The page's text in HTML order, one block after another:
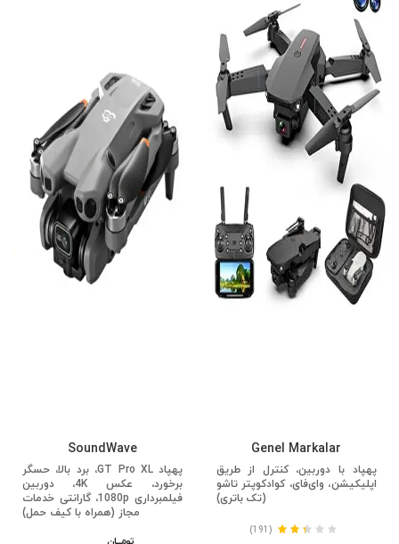
Genel Markalar
پهپاد با دوربین، کنترل از طریق
اپلیکیشن، وای‌فای، کوادکوپتر تاشو
(تک باتری)
(191)
SoundWave
پهپاد GT Pro XL، برد بالا، حسگر
برخورد، عکس 4K، دوربین
فیلمبرداری 1080p، گارانتی خدمات
مجاز (همراه با کیف حمل)